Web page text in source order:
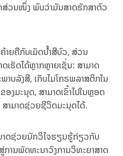
ວນໜຶ່ງ ພົບວ່າມັນສາດຮັກສາຕົວ
າຍຄືກັບເມັດນ້ຳສີບົວ, ສ່ວນ
ຮັດໄດ້ຫຼາກຫຼາຍເຊັ່ນ: ສາມາດ
ບລັງສີ​, ເກັບໄມໂຄຣພລາສຕິກໃນ
ຂອງມະນຸດ,​ ສາມາດເຂົ້າໄປໃນຫຼອດ
ສາມາດຊ່ວຍຊີວິດມະນຸດໄດ້.
ດຊ່ວຍນັກວິໄຈຮຽນຮູ້ກ່ຽວກັບ
ການພັດທະນາວົງການວິທະຍາສາດ